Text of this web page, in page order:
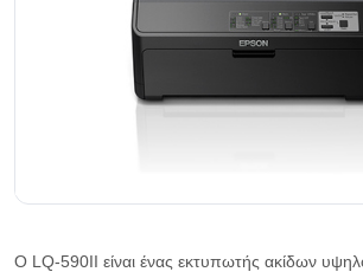
Ο LQ-590II είναι ένας εκτυπωτής ακίδων